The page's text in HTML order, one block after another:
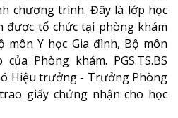
chương trình. Đây là lớp học
được tổ chức tại phòng khám
Y học Gia đình, Bộ môn
Phòng khám. PGS.TS.BS
Hiệu trưởng - Trưởng Phòng
giấy chứng nhận cho học